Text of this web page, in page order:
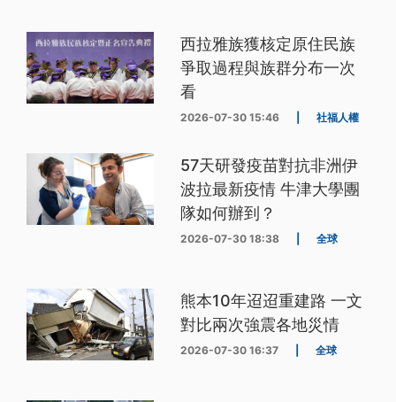
西拉雅族獲核定原住民族
爭取過程與族群分布一次
看
2026-07-30 15:46 社福人權
57天研發疫苗對抗非洲伊
波拉最新疫情 牛津大學團
隊如何辦到？
2026-07-30 18:38 全球
熊本10年迢迢重建路 一文
對比兩次強震各地災情
2026-07-30 16:37 全球